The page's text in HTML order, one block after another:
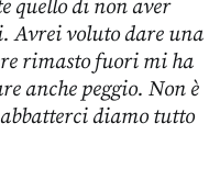
quello di non aver
Avrei voluto dare una
rimasto fuori mi ha
anche peggio. Non è
diamo tutto